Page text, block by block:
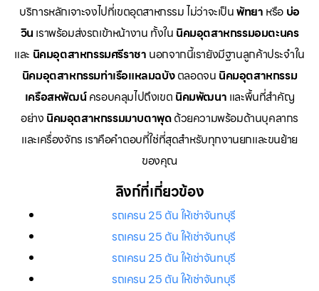
บริการหลักเจาะจงไปที่เขตอุตสาหกรรม ไม่ว่าจะเป็นพัทยา หรือ บ่อ
วิน เราพร้อมส่งรถเข้าหน้างาน ทั้งใน นิคมอุตสาหกรรมอมตะนคร
และ นิคมอุตสาหกรรมศรีราชา นอกจากนี้เรายังมีฐานลูกค้าประจำใน
นิคมอุตสาหกรรมท่าเรือแหลมฉบังตลอดจน นิคมอุตสาหกรรม
เครือสหพัฒน์ครอบคลุมไปถึงเขต นิคมพัฒนา และพื้นที่สำคัญ
อย่าง นิคมอุตสาหกรรมมาบตาพุดด้วยความพร้อมด้านบุคลากร
และเครื่องจักร เราคือคำตอบที่ใช่ที่สุดสำหรับทุกงานยกและขนย้าย
ของคุณ
ลิงก์ที่เกี่ยวข้อง
รถเครน 25 ตัน ให้เช่าจันทบุรี
รถเครน 25 ตัน ให้เช่าจันทบุรี
รถเครน 25 ตัน ให้เช่าจันทบุรี
รถเครน 25 ตัน ให้เช่าจันทบุรี